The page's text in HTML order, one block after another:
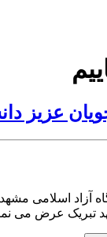
تبریک عرض می